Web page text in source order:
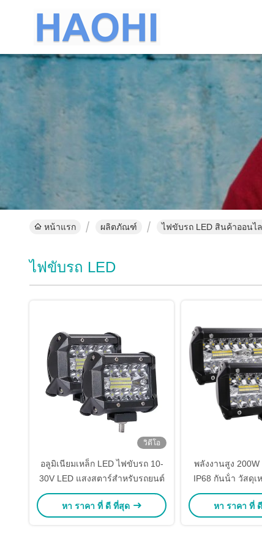
หน้าแรก ผลิตภัณฑ์ ไฟขับรถ LED สินค้าออนไ
ไฟขับรถ LED
วิดีโอ
อลูมิเนียมเหล็ก LED ไฟขับรถ 10-
30V LED แสงสตาร์สําหรับรถยนต์
หา ราคา ที่ ดี ที่สุด
พลังงานสูง
IP68 กันน้ํา วัสดุเ
หา ราคา ที่